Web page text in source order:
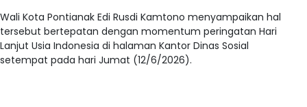
Wali Kota Pontianak Edi Rusdi Kamtono menyampaikan hal
tersebut bertepatan dengan momentum peringatan Hari
Lanjut Usia Indonesia di halaman Kantor Dinas Sosial
setempat pada hari Jumat (12/6/2026).